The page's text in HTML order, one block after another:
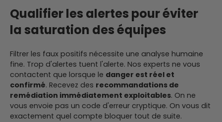
Qualifier les alertes pour éviter
la saturation des équipes
Filtrer les faux positifs nécessite une analyse humaine
fine. Trop d'alertes tuent l'alerte. Nos experts ne vous
contactent que lorsque le danger est réel et
confirmé. Recevez des recommandations de
remédiation immédiatement exploitables. On ne
vous envoie pas un code d'erreur cryptique. On vous dit
exactement quel compte bloquer tout de suite.